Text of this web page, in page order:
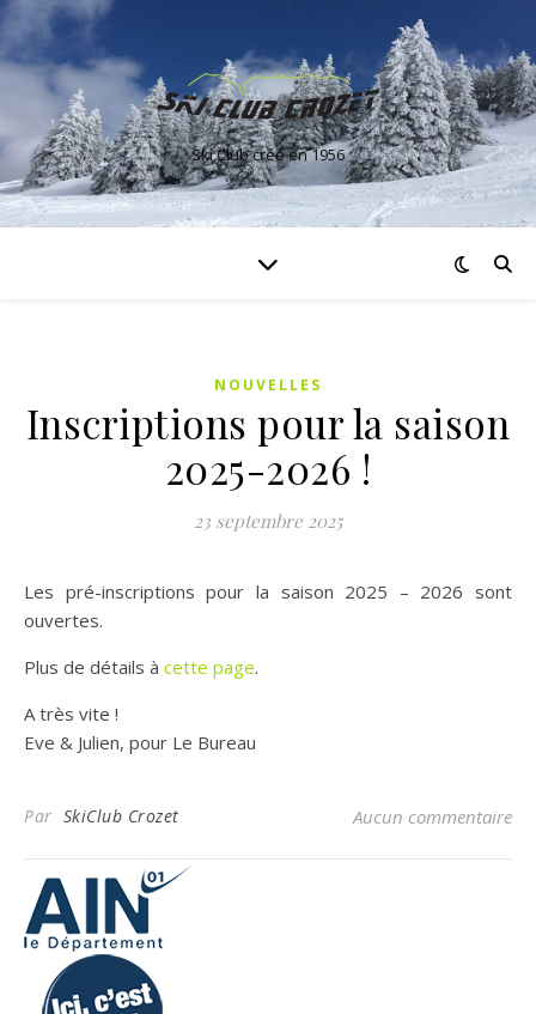
Ski Club créé en 1956
NOUVELLES
Inscriptions pour la saison
2025-2026 !
23 septembre 2025
Les pré-inscriptions pour la saison 2025 – 2026 sont
ouvertes.
Plus de détails à cette page.
A très vite !
Eve & Julien, pour Le Bureau
Par SkiClub Crozet Aucun commentaire